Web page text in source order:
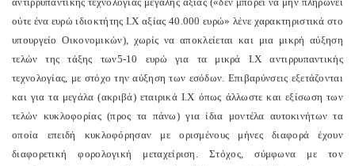
ούτε ένα ευρώ ιδιοκτήτης Ι.Χ αξίας 40.000 ευρώ» λένε χαρακτηριστικά στο
υπουργείο Οικονομικών), χωρίς να αποκλείεται και μια μικρή αύξηση
τελών της τάξης των5-10 ευρώ για τα μικρά Ι.Χ αντιρρυπαντικής
τεχνολογίας, με στόχο την αύξηση των εσόδων. Επιβαρύνσεις εξετάζονται
και για τα μεγάλα (ακριβά) εταιρικά Ι.Χ όπως άλλωστε και εξίσωση των
τελών κυκλοφορίας (προς τα πάνω) για ίδια μοντέλα αυτοκινήτων τα
οποία επειδή κυκλοφόρησαν με ορισμένους μήνες διαφορά έχουν
διαφορετική φορολογική μεταχείριση. Στόχος, σύμφωνα με τον